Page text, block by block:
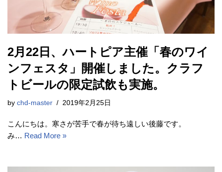
2月22日、ハートピア主催「春のワイ
ンフェスタ」開催しました。クラフ
トビールの限定試飲も実施。
by chd-master 2019年2月25日
こんにちは。寒さが苦手で春が待ち遠しい後藤です。
み… Read More »